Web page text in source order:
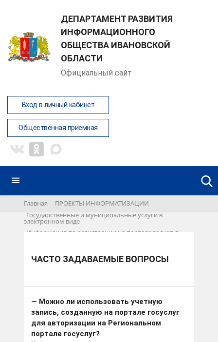
ДЕПАРТАМЕНТ РАЗВИТИЯ
ИНФОРМАЦИОННОГО
ОБЩЕСТВА ИВАНОВСКОЙ
ОБЛАСТИ
Официальный сайт
Вход в личный кабинет
Общественная приемная
Главная
ПРОЕКТЫ ИНФОРМАТИЗАЦИИ
Государственные и муниципальные услуги в
электронном виде
Информация по регистрации на портале госуслуг
ЧАСТО ЗАДАВАЕМЫЕ ВОПРОСЫ
— Можно ли использовать учетную
запись, созданную на портале госуслуг
для авторизации на Региональном
портале госуслуг?